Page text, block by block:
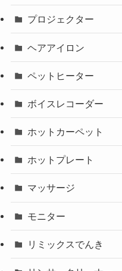
プロジェクター
ヘアアイロン
ペットヒーター
ボイスレコーダー
ホットカーペット
ホットプレート
マッサージ
モニター
リミックスでんき